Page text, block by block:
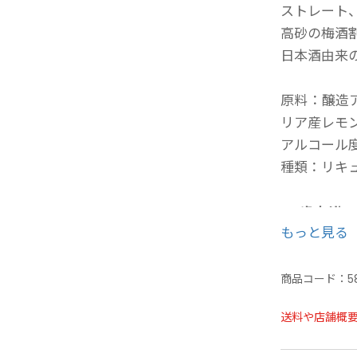
ストレート
高砂の梅酒
日本酒由来
原料：醸造
リア産レモ
アルコール
種類：リキ
20歳未満
の方への
年月日を
ことより
もっと見る
商品コード：
送料や店舗概